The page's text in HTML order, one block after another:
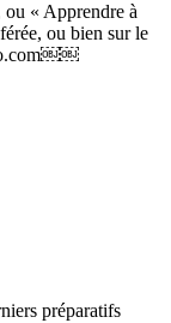
« Apprendre à
ou bien sur le
préparatifs